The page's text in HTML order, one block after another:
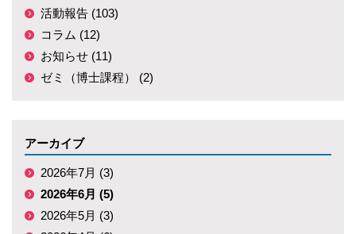
活動報告 (103)
コラム (12)
お知らせ (11)
ゼミ（博士課程） (2)
アーカイブ
2026年7月 (3)
2026年6月 (5)
2026年5月 (3)